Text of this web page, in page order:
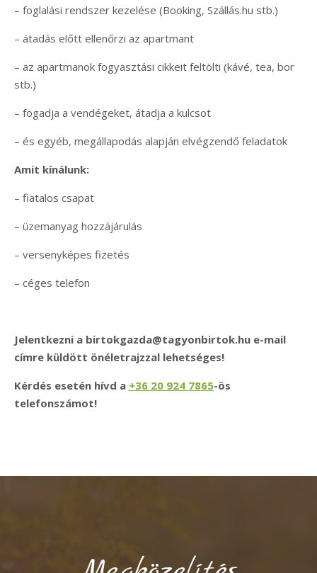
– foglalási rendszer kezelése (Booking, Szállás.hu stb.)
– átadás előtt ellenőrzi az apartmant
– az apartmanok fogyasztási cikkeit feltölti (kávé, tea, bor
stb.)
– fogadja a vendégeket, átadja a kulcsot
– és egyéb, megállapodás alapján elvégzendő feladatok
Amit kínálunk:
– fiatalos csapat
– üzemanyag hozzájárulás
– versenyképes fizetés
– céges telefon
Jelentkezni a birtokgazda@tagyonbirtok.hu e-mail
címre küldött önéletrajzzal lehetséges!
Kérdés esetén hívd a +36 20 924 7865-ös
telefonszámot!